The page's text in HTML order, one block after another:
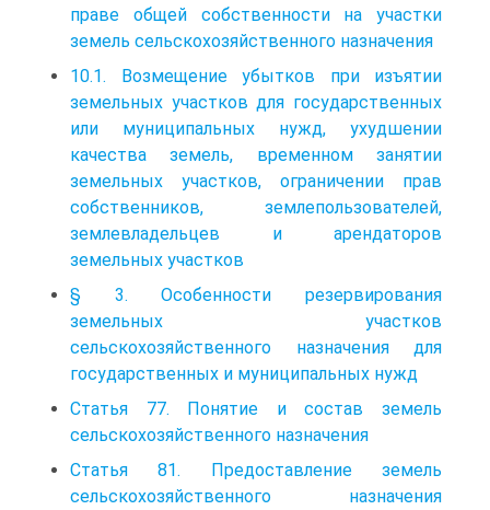
праве общей собственности на участки
земель сельскохозяйственного назначения
10.1. Возмещение убытков при изъятии
земельных участков для государственных
или муниципальных нужд, ухудшении
качества земель, временном занятии
земельных участков, ограничении прав
собственников, землепользователей,
землевладельцев и арендаторов
земельных участков
§ 3. Особенности резервирования
земельных участков
сельскохозяйственного назначения для
государственных и муниципальных нужд
Статья 77. Понятие и состав земель
сельскохозяйственного назначения
Статья 81. Предоставление земель
сельскохозяйственного назначения